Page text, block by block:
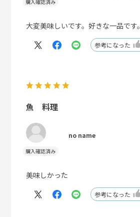
大変美味しいです。好きな一品です。
参考になった
魚 料理
no name
美味しかった
参考になった